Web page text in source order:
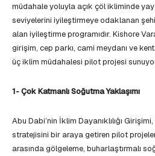
müdahale yoluyla açık çöl ikliminde
seviyelerini iyileştirmeye odaklanan
alan iyileştirme programıdır. Kishore
girişim, cep parkı, cami meydanı ve
üç iklim müdahalesi pilot projesi
1- Çok Katmanlı Soğutma Yaklaşımı
Abu Dabi’nin İklim Dayanıklılığı
stratejisini bir araya getiren pilot
arasında gölgeleme, buharlaştırmalı